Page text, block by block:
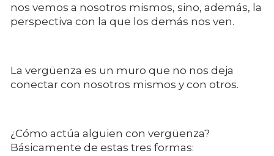
nos vemos a nosotros mismos, sino, además, la
perspectiva con la que los demás nos ven.
La vergüenza es un muro que no nos deja
conectar con nosotros mismos y con otros.
¿Cómo actúa alguien con vergüenza?
Básicamente de estas tres formas: